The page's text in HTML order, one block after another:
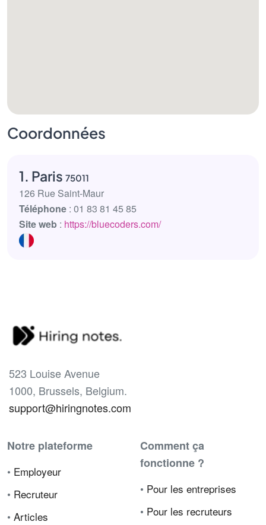
Coordonnées
1. Paris 75011
126 Rue Saint-Maur
Téléphone : 01 83 81 45 85
Site web : https://bluecoders.com/
523 Louise Avenue
1000, Brussels, Belgium.
support@hiringnotes.com
Notre plateforme
• Employeur
• Recruteur
• Articles
Comment ça
fonctionne ?
• Pour les entreprises
• Pour les recruteurs